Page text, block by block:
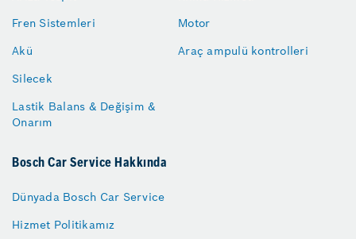
Fren Sistemleri
Akü
Silecek
Lastik Balans & Değişim &
Onarım
Motor
Araç ampulü kontrolleri
Bosch Car Service Hakkında
Dünyada Bosch Car Service
Hizmet Politikamız